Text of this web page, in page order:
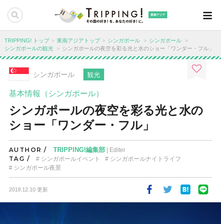
東南アジア
TRIPPING! トップ 東南アジアトップ シンガポール
シンガポール
シンガポールの観光
シンガポールの夜空を彩る光と水のショー「ワンダー・フル」
シンガポール 観光
基本情報（シンガポール）
シンガポールの夜空を彩る光と水の
ショー「ワンダー・フル」
AUTHOR / TRIPPING!編集部| Editer
TAG / シンガポールイベント
シンガポールナイトライフ
シンガポール夜景
2018.12.10 更新